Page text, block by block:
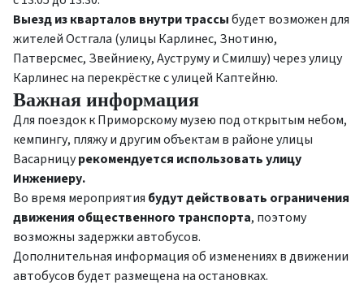
Выезд из кварталов внутри трассыбудет возможен для
жителей Остгала (улицы Карлинес, Знотиню,
Патверсмес, Звейниеку, Ауструму и Смилшу) через улицу
Карлинес на перекрёстке с улицей Каптейню.
Важная информация
Для поездок к Приморскому музею под открытым небом,
кемпингу, пляжу и другим объектам в районе улицы
Васарницурекомендуется использовать улицу
Инжениеру.
Во время мероприятия будут действовать ограничения
движения общественного транспорта, поэтому
возможны задержки автобусов.
Дополнительная информация об изменениях в движении
автобусов будет размещена на остановках.